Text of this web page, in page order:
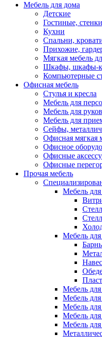
Мебель для дома
Детские
Гостиные,
Кухни
Спальни,
Прихожие,
Мягкая мебель
Шкафы, шкафы-
Компьютерные
Офисная мебель
Стулья и кресла
Мебель для
Мебель для
Мебель для
Сейфы,
Офисная мягкая
Офисное
Офисные
Офисные
Прочая мебель
Мебель
Мебель
Мебель
Мебель для
Мебель для
Мебель
Мебель